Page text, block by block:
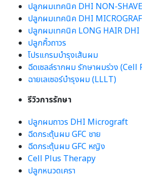
ปลูกผมเทคนิค DHI NON-
ปลูกผมเทคนิค DHI
ปลูกผมเทคนิค LONG HAIR DHI
ปลูกคิ้วถาวร
โปรแกรมบำรุงเส้นผม
ฉีดเซลล์รากผม รักษาผมร่วง
ฉายเลเซอร์บำรุงผม (LLLT)
รีวิวการรักษา
ปลูกผมถาวร DHI Micrograft
ฉีดกระตุ้นผม GFC ชาย
ฉีดกระตุ้นผม GFC หญิง
Cell Plus Therapy
ปลูกหนวดเครา